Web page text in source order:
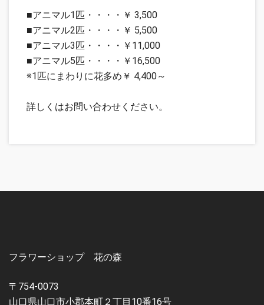
■アニマル1匹・・・・￥ 3,500
■アニマル2匹・・・・￥ 5,500
■アニマル3匹・・・・￥11,000
■アニマル5匹・・・・￥16,500
※1匹にまわりに花多め￥ 4,400～
詳しくはお問い合わせください。
フラワーショップ 花の森
〒754-0073
山口県山口市小郡本町２丁目10番16号